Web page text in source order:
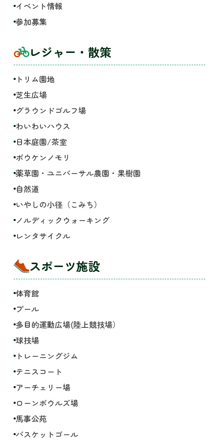
イベント情報
参加募集
レジャー・散策
トリム園地
芝生広場
グラウンドゴルフ場
わいわいハウス
日本庭園/茶室
ボウケンノモリ
薬草園・ユニバーサル農園・果樹園
自然道
いやしの小径（こみち）
ノルディックウォーキング
レンタサイクル
スポーツ施設
体育館
プール
多目的運動広場(陸上競技場）
球技場
トレーニングジム
テニスコート
アーチェリー場
ローンボウルズ場
馬事公苑
バスケットゴール